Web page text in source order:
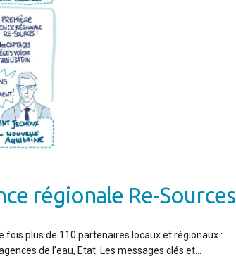
régionale Re-Sources
plus de 110 partenaires locaux et régionaux :
de l’eau, Etat. Les messages clés et…